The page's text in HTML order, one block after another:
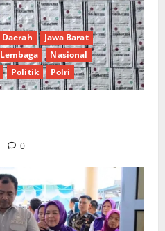
Daerah
Jawa Barat
Lembaga
Nasional
Politik Polri
0